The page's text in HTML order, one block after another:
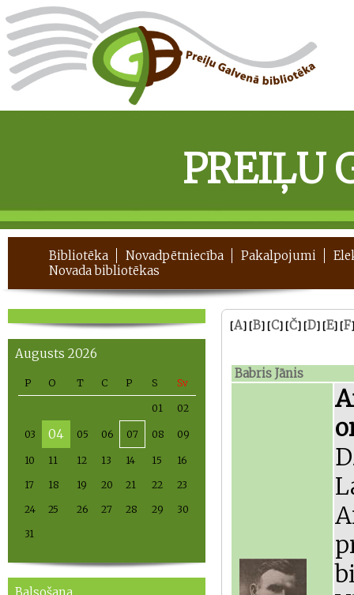
PREIĻU
Bibliotēka Novadpētniecība Pakalpojumi
Novada bibliotēkas
Augusts 2026
P O T C P S Sv
01 02
03 04 05 06 07 08 09
10 11 12 13 14 15 16
17 18 19 20 21 22 23
24 25 26 27 28 29 30
31
[A] [B] [C] [Č] [D] [E] [F
Babris Jānis